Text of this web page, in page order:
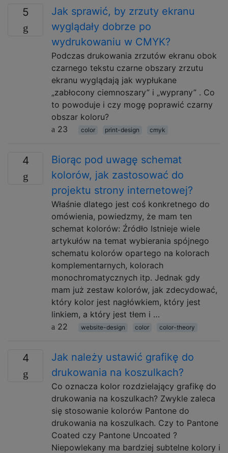
5
Jak sprawić, by zrzuty ekranu
wyglądały dobrze po
wydrukowaniu w CMYK?
Podczas drukowania zrzutów ekranu obok
czarnego tekstu czarne obszary zrzutu
ekranu wyglądają jak wypłukane
„zabłocony ciemnoszary” i „wyprany” . Co
to powoduje i czy mogę poprawić czarny
obszar koloru?
23
color print-design cmyk
4
Biorąc pod uwagę schemat
kolorów, jak zastosować do
projektu strony internetowej?
Właśnie dlatego jest coś konkretnego do
omówienia, powiedzmy, że mam ten
schemat kolorów: Źródło Istnieje wiele
artykułów na temat wybierania spójnego
schematu kolorów opartego na kolorach
komplementarnych, kolorach
monochromatycznych itp. Jednak gdy
mam już zestaw kolorów, jak zdecydować,
który kolor jest nagłówkiem, który jest
linkiem, a który jest tłem i …
22
website-design color color-theory
4
Jak należy ustawić grafikę do
drukowania na koszulkach?
Co oznacza kolor rozdzielający grafikę do
drukowania na koszulkach? Zwykle zaleca
się stosowanie kolorów Pantone do
drukowania na koszulkach. Czy to Pantone
Coated czy Pantone Uncoated ?
Niepowlekany ma bardziej subtelne kolory i